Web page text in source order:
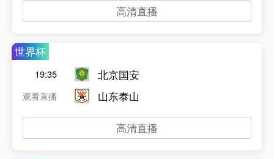
高清直播
世界杯
19:35
观看直播
北京国安
山东泰山
高清直播